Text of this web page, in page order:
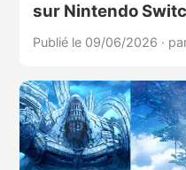
sur Nintendo
Publié le 09/06/2026 ·